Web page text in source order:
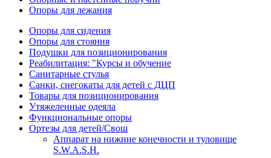
Опоры для лежания
Опоры для сидения
Опоры для стояния
Подушки для позиционирования
Реабилитация: "Курсы и обучение
Санитарные стулья
Санки, снегокаты для детей с ДЦП
Товары для позиционирования
Утяжеленные одеяла
Функциональные опоры
Ортезы для детей/Свош
Аппарат на нижние конечности и туловище
S.W.A.S.H.